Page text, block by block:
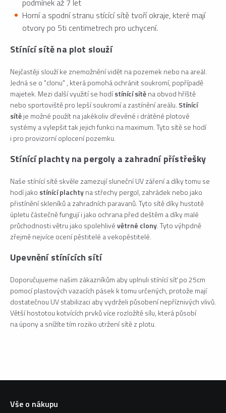
podmínek až 7 let
Horní a spodní stranu stícící sítě tvoří okraje, které mají
otvory po 5ti centimetrech pro uchycení.
Stínící sítě na plot slouží
Nejčastěji slouží ke znemožnění vidět na pozemek nebo na areál.
Jedná se o "clonu" , která pomohá ochránit soukromí, popřípadě
majetek. Mezi další využití se hodístínící sítěna obvod hříště
nebo sportoviště pro lepší soukromí a zastínění areálu. Stínící
sítěje možné použít na jakékoliv dřevěné i drátěné plotové
systémy a vylepšit tak jejich funkci na maximum. Tyto sítě se hodí
i pro provizorní oplocení pozemku.
Stínící plachty na pergoly a zahradní přístřešky
Naše stínící sítě skvěle zamezují sluneční UV záření a díky tomu se
hodí jako stínící plachtyna střechy pergol, zahrádek nebo jako
přistínění skleníků a zahradních paravanů. Tyto sítě díky hustotě
úpletu částečně fungují i jako ochrana před deštěm a díky malé
průchodnosti větru jako spolehlivévětrné clony. Tyto výhpdně
zřejmě nejvíce ocení pěstitelé a vekopěstitelé.
Upevnění stínících sítí
Doporučujueme našim zákazníkům aby uplnuli stínící síť po 25cm
pomocí plastových vazacích pásek k tomu určených, protože mají
dostatečnou UV stabilizaci aby vydrželi působení nepříznivých vlivů.
Větší hostotou kotvících prvků více rozložítě sílu, která působí
na úpony a snížíte tím roziko utržení sítě z plotu.
Vše o nákupu